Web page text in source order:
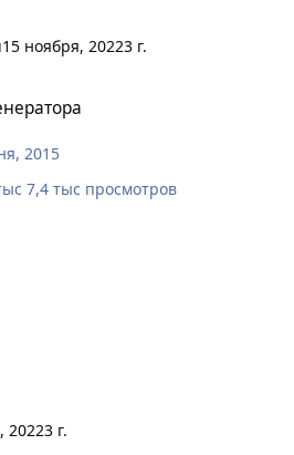
15 ноября, 20223 г.
2015
7,4 тыс просмотров
20223 г.